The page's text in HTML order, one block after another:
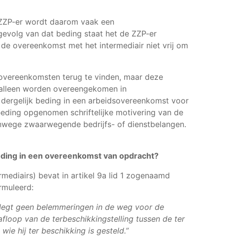
er wordt daarom vaak een
van dat beding staat het de ZZP-er
overeenkomst met het intermediair niet vrij om
terug te vinden, maar deze
worden overeengekomen in
beding in een arbeidsovereenkomst voor
opgenomen schriftelijke motivering van de
zwaarwegende bedrijfs- of dienstbelangen.
in een overeenkomst van opdracht?
bevat in artikel 9a lid 1 zogenaamd
geen belemmeringen in de weg voor de
van de terbeschikkingstelling tussen de ter
hij ter beschikking is gesteld.”